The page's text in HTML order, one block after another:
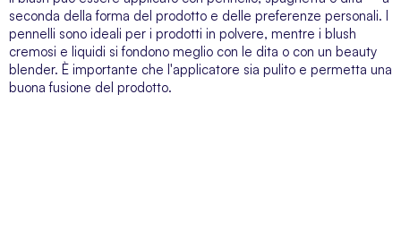
seconda della forma del prodotto e delle preferenze personali. I
pennelli sono ideali per i prodotti in polvere, mentre i blush
cremosi e liquidi si fondono meglio con le dita o con un beauty
blender. È importante che l'applicatore sia pulito e permetta una
buona fusione del prodotto.